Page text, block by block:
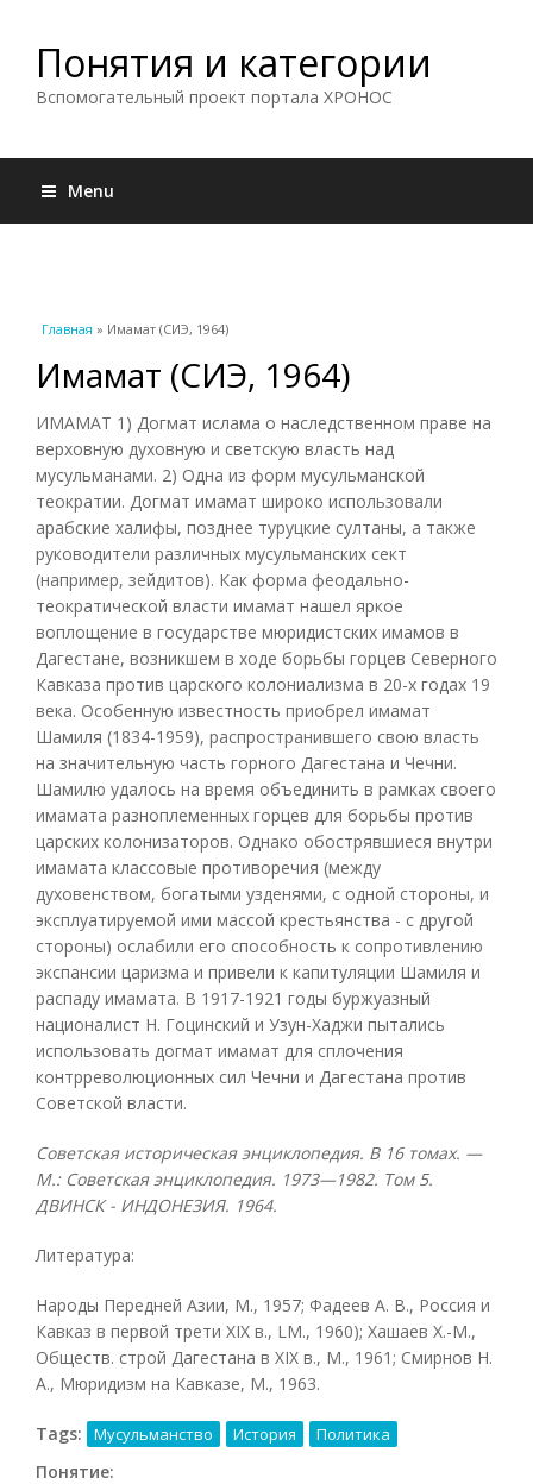
Понятия и категории
Вспомогательный проект портала ХРОНОС
Menu
Вы здесь
Главная » Имамат (СИЭ, 1964)
Имамат (СИЭ, 1964)
ИМАМАТ 1) Догмат ислама о наследственном праве на
верховную духовную и светскую власть над
мусульманами. 2) Одна из форм мусульманской
теократии. Догмат имамат широко использовали
арабские халифы, позднее туруцкие султаны, а также
руководители различных мусульманских сект
(например, зейдитов). Как форма феодально-
теократической власти имамат нашел яркое
воплощение в государстве мюридистских имамов в
Дагестане, возникшем в ходе борьбы горцев Северного
Кавказа против царского колониализма в 20-х годах 19
века. Особенную известность приобрел имамат
Шамиля (1834-1959), распространившего свою власть
на значительную часть горного Дагестана и Чечни.
Шамилю удалось на время объединить в рамках своего
имамата разноплеменных горцев для борьбы против
царских колонизаторов. Однако обострявшиеся внутри
имамата классовые противоречия (между
духовенством, богатыми узденями, с одной стороны, и
эксплуатируемой ими массой крестьянства - с другой
стороны) ослабили его способность к сопротивлению
экспансии царизма и привели к капитуляции Шамиля и
распаду имамата. В 1917-1921 годы буржуазный
националист Н. Гоцинский и Узун-Хаджи пытались
использовать догмат имамат для сплочения
контрреволюционных сил Чечни и Дагестана против
Советской власти.
Советская историческая энциклопедия. В 16 томах. —
М.: Советская энциклопедия. 1973—1982. Том 5.
ДВИНСК - ИНДОНЕЗИЯ. 1964.
Литература:
Народы Передней Азии, М., 1957; Фадеев А. В., Россия и
Кавказ в первой трети XIX в., LM., 1960); Хашаев Х.-М.,
Обществ. строй Дагестана в XIX в., М., 1961; Смирнов Н.
A., Мюридизм на Кавказе, М., 1963.
Tags: Мусульманство История Политика
Понятие: